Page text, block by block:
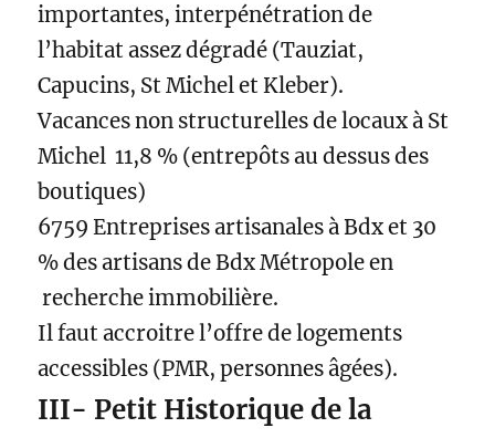
importantes, interpénétration de
l’habitat assez dégradé (Tauziat,
Capucins, St Michel et Kleber).
Vacances non structurelles de locaux à St
Michel 11,8 % (entrepôts au dessus des
boutiques)
6759 Entreprises artisanales à Bdx et 30
% des artisans de Bdx Métropole en
recherche immobilière.
Il faut accroitre l’offre de logements
accessibles (PMR, personnes âgées).
III- Petit Historique de la